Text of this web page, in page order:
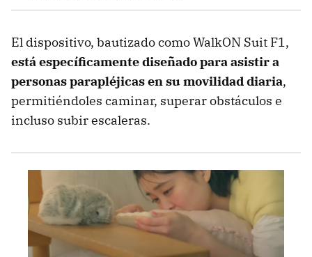
El dispositivo, bautizado como WalkON Suit F1,
está específicamente diseñado para asistir a
personas parapléjicas en su movilidad diaria,
permitiéndoles caminar, superar obstáculos e
incluso subir escaleras.